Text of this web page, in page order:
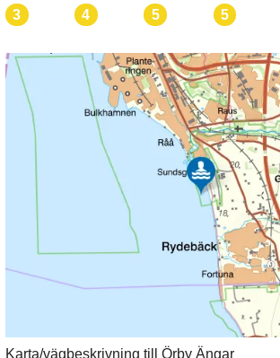
3
4
5
5
Karta/vägbeskrivning till Örby Ängar